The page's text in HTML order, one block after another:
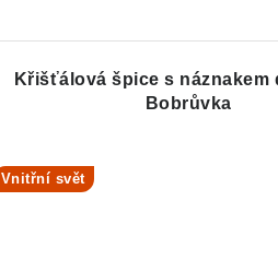
Křišťálová špice s náznakem
Bobrůvka
Vnitřní svět